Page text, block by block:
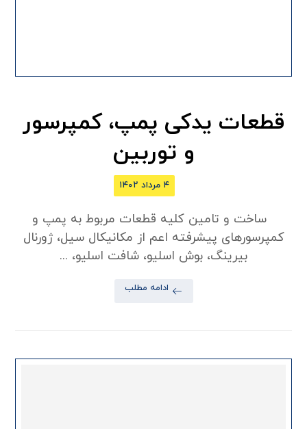
قطعات یدکی پمپ، کمپرسور
و توربین
۴ مرداد ۱۴۰۲
ساخت و تامین کلیه قطعات مربوط به پمپ و
کمپرسورهای پیشرفته اعم از مکانیکال سیل، ژورنال
بیرینگ، بوش اسلیو، شافت اسلیو، ...
ادامه مطلب